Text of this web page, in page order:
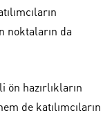
da
ön hazırlıkların
de katılımcıların